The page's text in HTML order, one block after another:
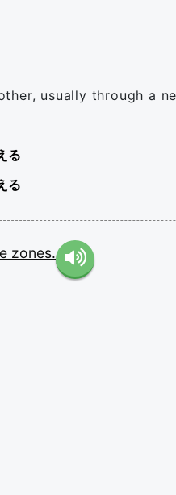
usually through a
る
る
zones.